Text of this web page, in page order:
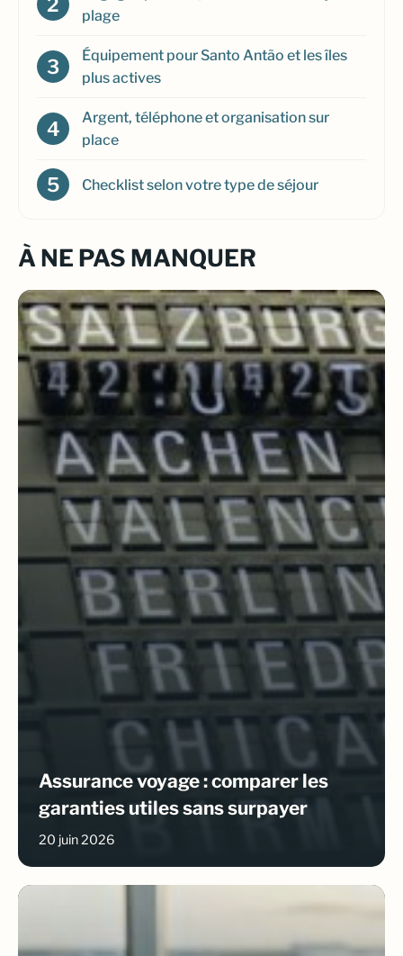
plage
Équipement pour Santo Antão et les îles
plus actives
Argent, téléphone et organisation sur
place
Checklist selon votre type de séjour
À NE PAS MANQUER
Assurance voyage : comparer les
garanties utiles sans surpayer
20 juin 2026